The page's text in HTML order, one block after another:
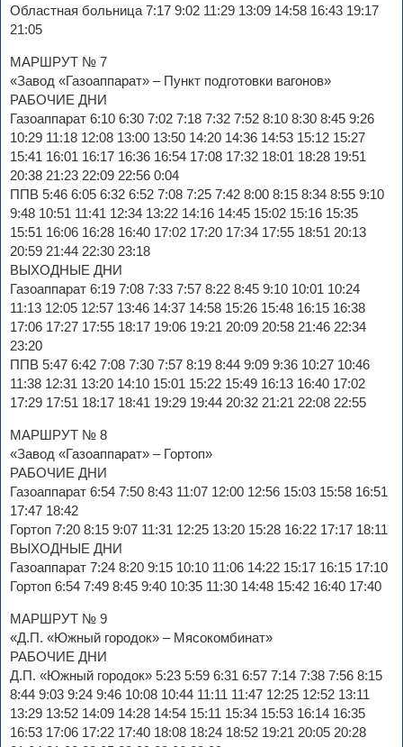
Областная больница 7:17 9:02 11:29 13:09 14:58 16:43 19:17
21:05
МАРШРУТ № 7
«Завод «Газоаппарат» – Пункт подготовки вагонов»
РАБОЧИЕ ДНИ
Газоаппарат 6:10 6:30 7:02 7:18 7:32 7:52 8:10 8:30 8:45 9:26
10:29 11:18 12:08 13:00 13:50 14:20 14:36 14:53 15:12 15:27
15:41 16:01 16:17 16:36 16:54 17:08 17:32 18:01 18:28 19:51
20:38 21:23 22:09 22:56 0:04
ППВ 5:46 6:05 6:32 6:52 7:08 7:25 7:42 8:00 8:15 8:34 8:55 9:10
9:48 10:51 11:41 12:34 13:22 14:16 14:45 15:02 15:16 15:35
15:51 16:06 16:28 16:40 17:02 17:20 17:34 17:55 18:51 20:13
20:59 21:44 22:30 23:18
ВЫХОДНЫЕ ДНИ
Газоаппарат 6:19 7:08 7:33 7:57 8:22 8:45 9:10 10:01 10:24
11:13 12:05 12:57 13:46 14:37 14:58 15:26 15:48 16:15 16:38
17:06 17:27 17:55 18:17 19:06 19:21 20:09 20:58 21:46 22:34
23:20
ППВ 5:47 6:42 7:08 7:30 7:57 8:19 8:44 9:09 9:36 10:27 10:46
11:38 12:31 13:20 14:10 15:01 15:22 15:49 16:13 16:40 17:02
17:29 17:51 18:17 18:41 19:29 19:44 20:32 21:21 22:08 22:55
МАРШРУТ № 8
«Завод «Газоаппарат» – Гортоп»
РАБОЧИЕ ДНИ
Газоаппарат 6:54 7:50 8:43 11:07 12:00 12:56 15:03 15:58 16:51
17:47 18:42
Гортоп 7:20 8:15 9:07 11:31 12:25 13:20 15:28 16:22 17:17 18:11
ВЫХОДНЫЕ ДНИ
Газоаппарат 7:24 8:20 9:15 10:10 11:06 14:22 15:17 16:15 17:10
Гортоп 6:54 7:49 8:45 9:40 10:35 11:30 14:48 15:42 16:40 17:40
МАРШРУТ № 9
«Д.П. «Южный городок» – Мясокомбинат»
РАБОЧИЕ ДНИ
Д.П. «Южный городок» 5:23 5:59 6:31 6:57 7:14 7:38 7:56 8:15
8:44 9:03 9:24 9:46 10:08 10:44 11:11 11:47 12:25 12:52 13:11
13:29 13:52 14:09 14:28 14:54 15:11 15:34 15:53 16:14 16:35
16:53 17:06 17:22 17:40 18:08 18:24 18:52 19:21 20:05 20:28